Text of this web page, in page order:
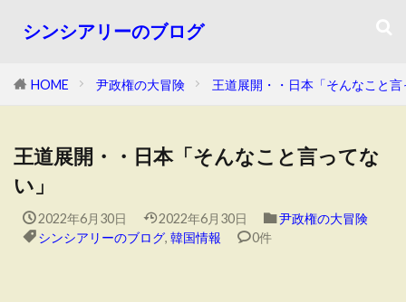
シンシアリーのブログ
HOME 尹政権の大冒険 王道展開・・日本「そんなこと
王道展開・・日本「そんなこと言ってな
い」
2022年6月30日 2022年6月30日
尹政権の大冒険
シンシアリーのブログ, 韓国情報 0件